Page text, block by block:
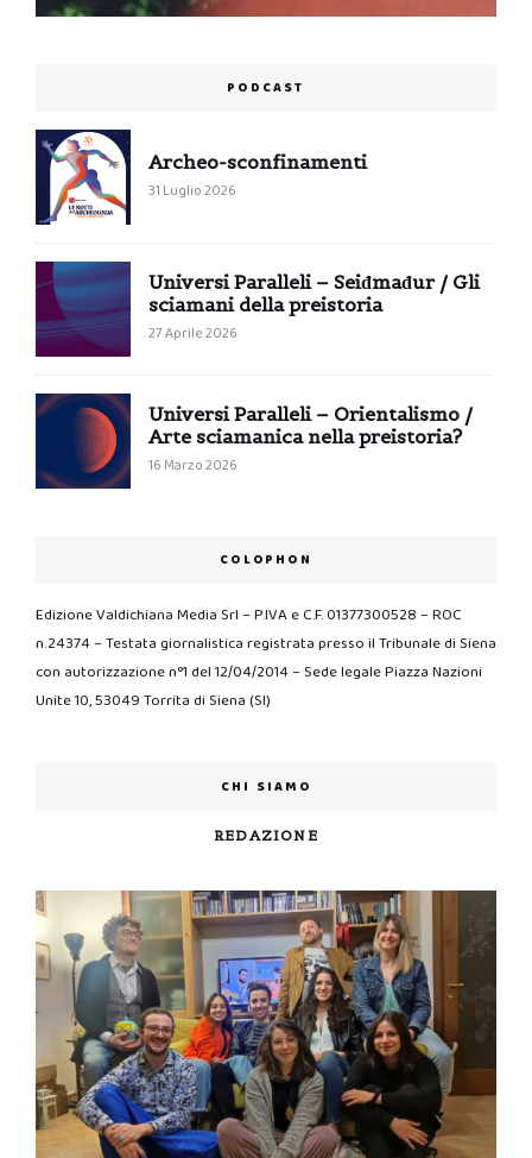
PODCAST
Archeo-sconfinamenti
31 Luglio 2026
Universi Paralleli – Seiđmađur / Gli
sciamani della preistoria
27 Aprile 2026
Universi Paralleli – Orientalismo /
Arte sciamanica nella preistoria?
16 Marzo 2026
COLOPHON
Edizione Valdichiana Media Srl – P.IVA e C.F. 01377300528 – ROC
n.24374 – Testata giornalistica registrata presso il Tribunale di Siena
con autorizzazione n°1 del 12/04/2014 – Sede legale Piazza Nazioni
Unite 10, 53049 Torrita di Siena (SI)
CHI SIAMO
REDAZIONE